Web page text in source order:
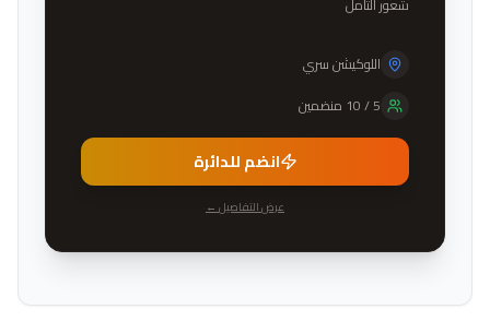
اللوكيشن سري
5
/
10 منضمين
انضم للدائرة
عرض التفاصيل ←